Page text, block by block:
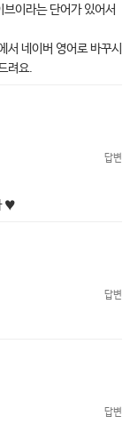
이라는 단어가 있어서
이버 영어로 바꾸시
려요.
답변
♥
답변
답변